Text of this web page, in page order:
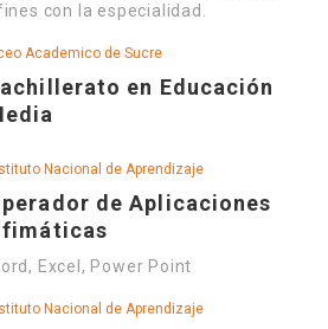
con la especialidad.
Academico de Sucre
en Educación
Nacional de Aprendizaje
de Aplicaciones
Excel, Power Point
Nacional de Aprendizaje